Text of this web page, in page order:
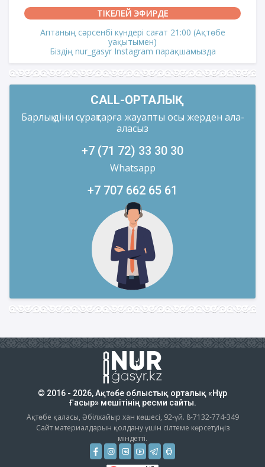
ТІКЕЛЕЙ ЭФИРДЕ
Аптаның сәрсенбі күндері сағат 21:00 (Ақтөбе
уақытымен)
Біздің nur_gasyr Instagram парақшамызда
CALL-ОРТАЛЫҚ
Барлық діни сұрақтарға жауапты осы жерден ала-
аласыз
+7 (71 72) 33 30 30
Whatsapp
+7 707 662 65 61
© 2016 - 2026, Ақтөбе облыстық орталық «Нұр
Ғасыр» мешітінің ресми сайты.
Ақтөбе қаласы, Әбілхайыр хан көшесі, 92-үй. 8-7132-774-349
Сайт материалдарын қолдану үшін сілтеме көрсетуіңіз
міндетті.